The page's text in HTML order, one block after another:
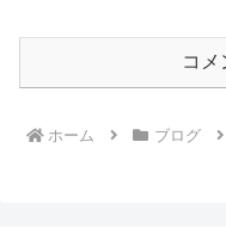
コメ
ホーム ブログ